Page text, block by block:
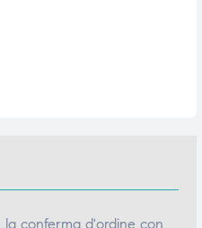
conferma d'ordine con